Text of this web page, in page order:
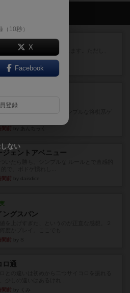
の新しい投稿
つの街の物語
ルを4×4で並べて街づくりします。ただし、
各プレイヤーの間にあ...
間前 by ジェイとと
付き
に将棋
間前
ジェントアベニュー
間前
ングスパン
間前
ロ通
間前
10秒）
X
Facebook
登録
ない